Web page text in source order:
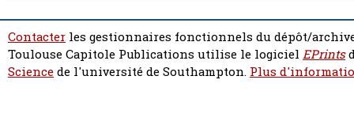
Contacter les gestionnaires fonctionnels du dépôt/
Toulouse Capitole Publications utilise le logiciel EPrints
Sciencede l'université de Southampton. Plus